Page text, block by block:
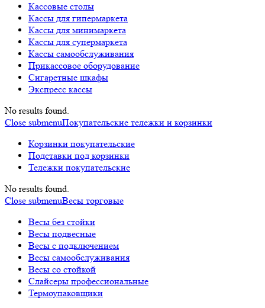
Кассовые столы
Кассы для гипермаркета
Кассы для минимаркета
Кассы для супермаркета
Кассы самообслуживания
Прикассовое оборудование
Сигаретные шкафы
Экспресс кассы
No results found.
Close submenuПокупательские тележки и корзинки
Корзинки покупательские
Подставки под корзинки
Тележки покупательские
No results found.
Close submenuВесы торговые
Весы без стойки
Весы подвесные
Весы с подключением
Весы самообслуживания
Весы со стойкой
Слайсеры профессиональные
Термоупаковщики